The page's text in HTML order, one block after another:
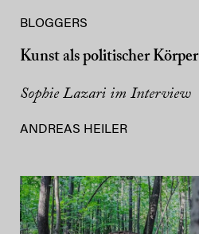
BLOGGERS
Kunst als politischer Körper
Sophie Lazari im Interview
ANDREAS HEILER